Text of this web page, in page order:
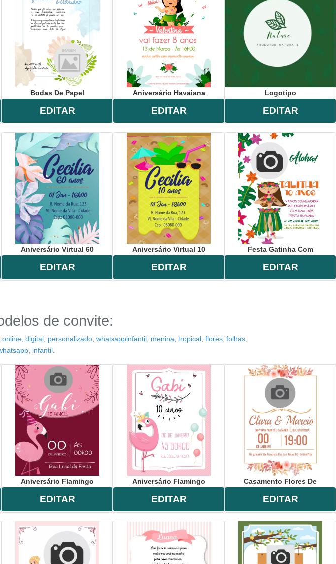
Bodas De Papel
EDITAR
Aniversário Havaiana
EDITAR
Logotipo
EDITAR
Aniversário Virtual 60
EDITAR
Aniversário Virtual 10
EDITAR
Festa Gatinha Com
EDITAR
de convite:
online, digital, personalizado, whatsappinfantil, menina tropical, flores, folhas,
, infantil.
Aniversário Flamingo
EDITAR
Aniversário Flamingo
EDITAR
Casamento Flores De
EDITAR